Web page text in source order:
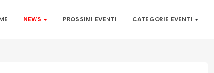
NEWS PROSSIMI EVENTI CATEGORIE EVENTI